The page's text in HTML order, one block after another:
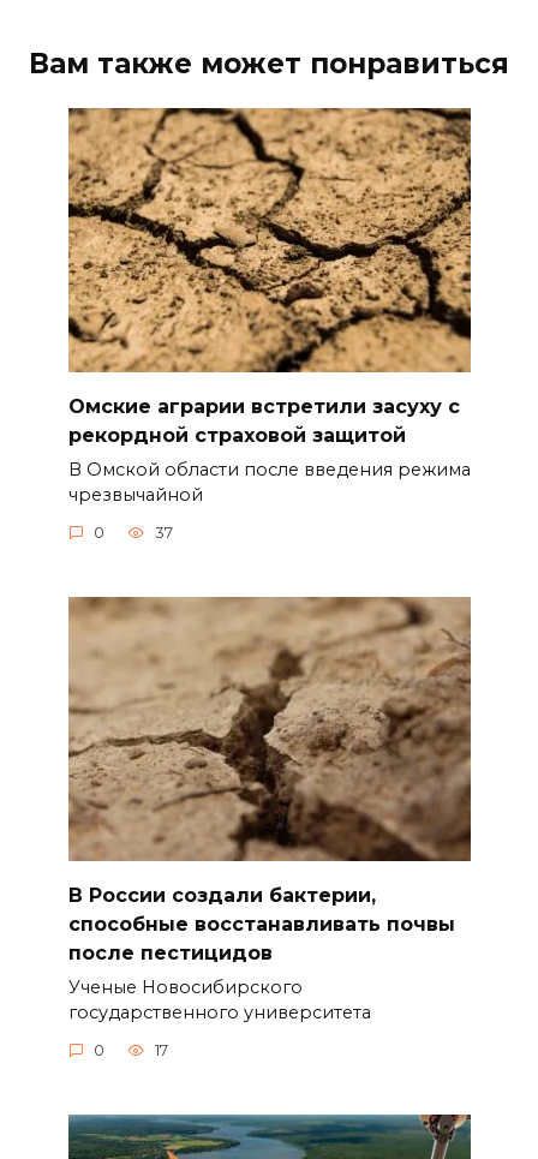
Вам также может понравиться
Омские аграрии встретили засуху с
рекордной страховой защитой
В Омской области после введения режима
чрезвычайной
0 37
В России создали бактерии,
способные восстанавливать почвы
после пестицидов
Ученые Новосибирского
государственного университета
0 17